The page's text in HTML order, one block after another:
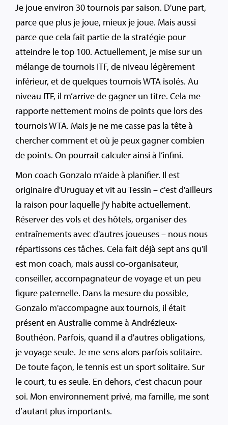
Je joue environ 30 tournois par saison. D'une part,
parce que plus je joue, mieux je joue. Mais aussi
parce que cela fait partie de la stratégie pour
atteindre le top 100. Actuellement, je mise sur un
mélange de tournois ITF, de niveau légèrement
inférieur, et de quelques tournois WTA isolés. Au
niveau ITF, il m’arrive de gagner un titre. Cela me
rapporte nettement moins de points que lors des
tournois WTA. Mais je ne me casse pas la tête à
chercher comment et où je peux gagner combien
de points. On pourrait calculer ainsi à l’infini.
Mon coach Gonzalo m’aide à planifier. Il est
originaire d'Uruguay et vit au Tessin – c'est d'ailleurs
la raison pour laquelle j'y habite actuellement.
Réserver des vols et des hôtels, organiser des
entraînements avec d'autres joueuses – nous nous
répartissons ces tâches. Cela fait déjà sept ans qu'il
est mon coach, mais aussi co-organisateur,
conseiller, accompagnateur de voyage et un peu
figure paternelle. Dans la mesure du possible,
Gonzalo m'accompagne aux tournois, il était
présent en Australie comme à Andrézieux-
Bouthéon. Parfois, quand il a d'autres obligations,
je voyage seule. Je me sens alors parfois solitaire.
De toute façon, le tennis est un sport solitaire. Sur
le court, tu es seule. En dehors, c'est chacun pour
soi. Mon environnement privé, ma famille, me sont
d’autant plus importants.